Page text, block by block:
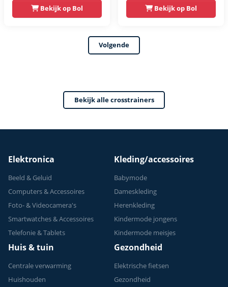
120kg - 8
Weerstandsniveaus
trainingsprogrammas
- Crosstrainers
Fitness - 2026
Bekijk op Bol
Hartslagfunctie -
Crosstrainers -
Bluetooth -
Crosstrainer
weerstandsniveaus
- 24 programma's
Bekijk op Bol
Volgende
Bekijk alle crosstrainers
Elektronica
Beeld & Geluid
Computers & Accessoires
Foto- & Videocamera's
Smartwatches & Accessoires
Telefonie & Tablets
Kleding/accessoires
Babymode
Dameskleding
Herenkleding
Kindermode jongens
Kindermode meisjes
Huis & tuin
Centrale verwarming
Huishouden
Gezondheid
Elektrische fietsen
Gezondheid